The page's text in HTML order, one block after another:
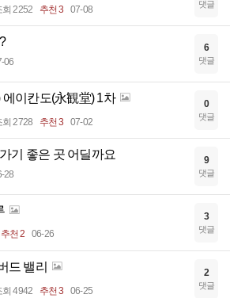
회 2252 추천 3 07-08 댓글
06
6
댓글
에이칸도(永観堂) 1차
회 2728 추천 3 07-02
0
댓글
기 좋은 곳 어딜까요
28
9
댓글
추천 2 06-26
3
댓글
드 밸리
회 4942 추천 3 06-25
2
댓글